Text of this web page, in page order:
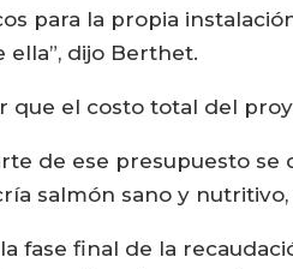
para la propia
ella”, dijo Berthet.
que el costo total del
de ese presupuesto
salmón sano y
fase final de la